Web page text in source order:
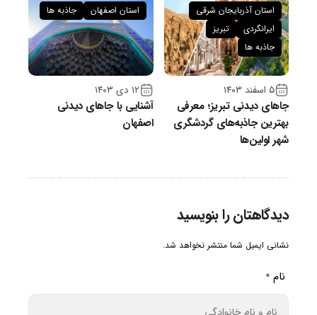
۵ اسفند ۱۴۰۳
جاهای دیدنی تبریز؛ معرفی
بهترین جاذبه‌های گردشگری
شهر اولین‌ها
استان آذربایجان شرقی
ایرانگردی
تبریز
جاذبه ها
۱۲ دی ۱۴۰۳
آشنایی با جاهای دیدنی
اصفهان
استان اصفهان جاذبه ها
دیدگاهتان را بنویسید
نشانی ایمیل شما منتشر نخواهد شد.
نام *